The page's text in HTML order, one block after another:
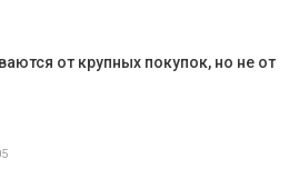
от крупных покупок, но не от